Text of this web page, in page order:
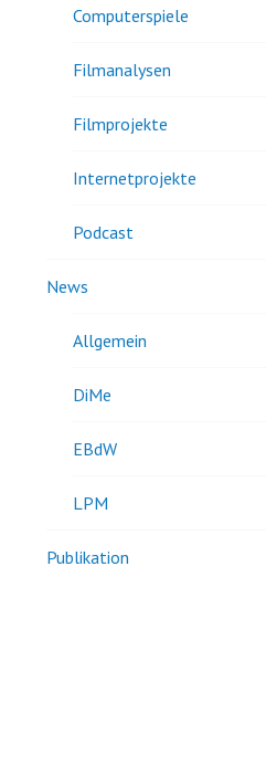
Computerspiele
Filmanalysen
Filmprojekte
Internetprojekte
Podcast
News
Allgemein
DiMe
EBdW
LPM
Publikation